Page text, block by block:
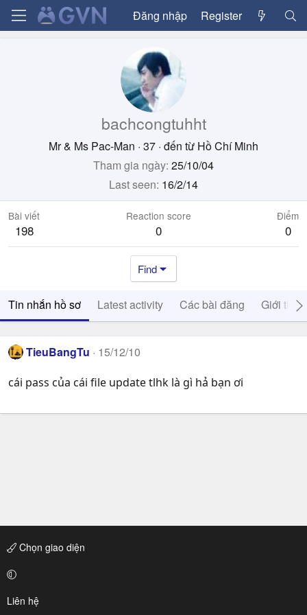
Đăng nhập Register
bachcongtuhht
Mr & Ms Pac-Man · 37 · đến từ Hồ Chí Minh
Tham gia ngày 25/10/04
Last seen 16/2/14
Bài viết
198
Reaction score
0
Điểm
0
Find
Tin nhắn hồ sơ Latest activity Các bài đăng Giới thiệu
TieuBangTu 15/12/10
cái pass của cái file update tlhk là gì hả bạn ơi
Chọn giao diện
Liên hệ